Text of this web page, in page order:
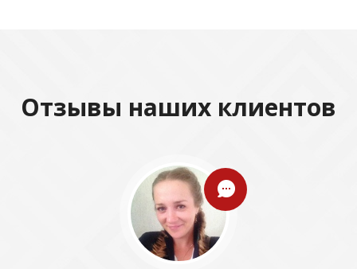
Отзывы наших клиентов